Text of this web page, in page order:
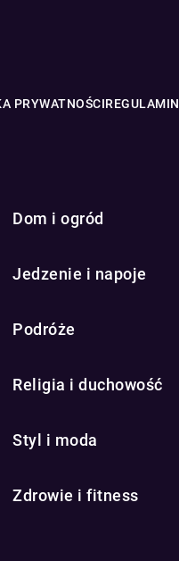
PRYWATNOŚCIREGULAMIN
Dom i ogród
Jedzenie i napoje
Podróże
Religia i duchowość
Styl i moda
Zdrowie i fitness